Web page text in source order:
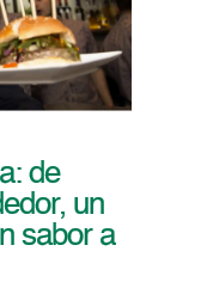
de
un
sabor a